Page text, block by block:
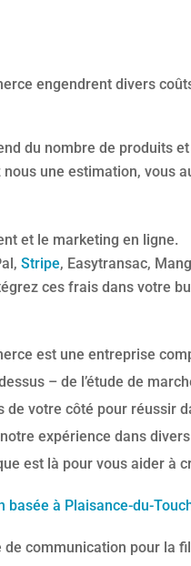
engendrent divers
du nombre de produits
une estimation, vous
et le marketing en ligne.
Stripe, Easytransac,
ces frais dans votre
est une entreprise
– de l’étude de
votre côté pour réussir
expérience dans
est là pour vous aider
à Plaisance-du-
de communication pour